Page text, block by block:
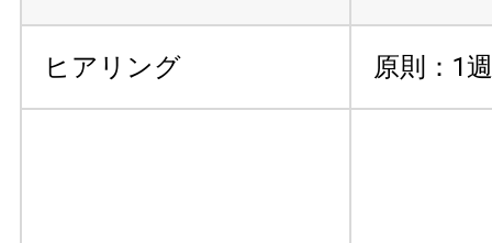
ヒアリング 原則：1